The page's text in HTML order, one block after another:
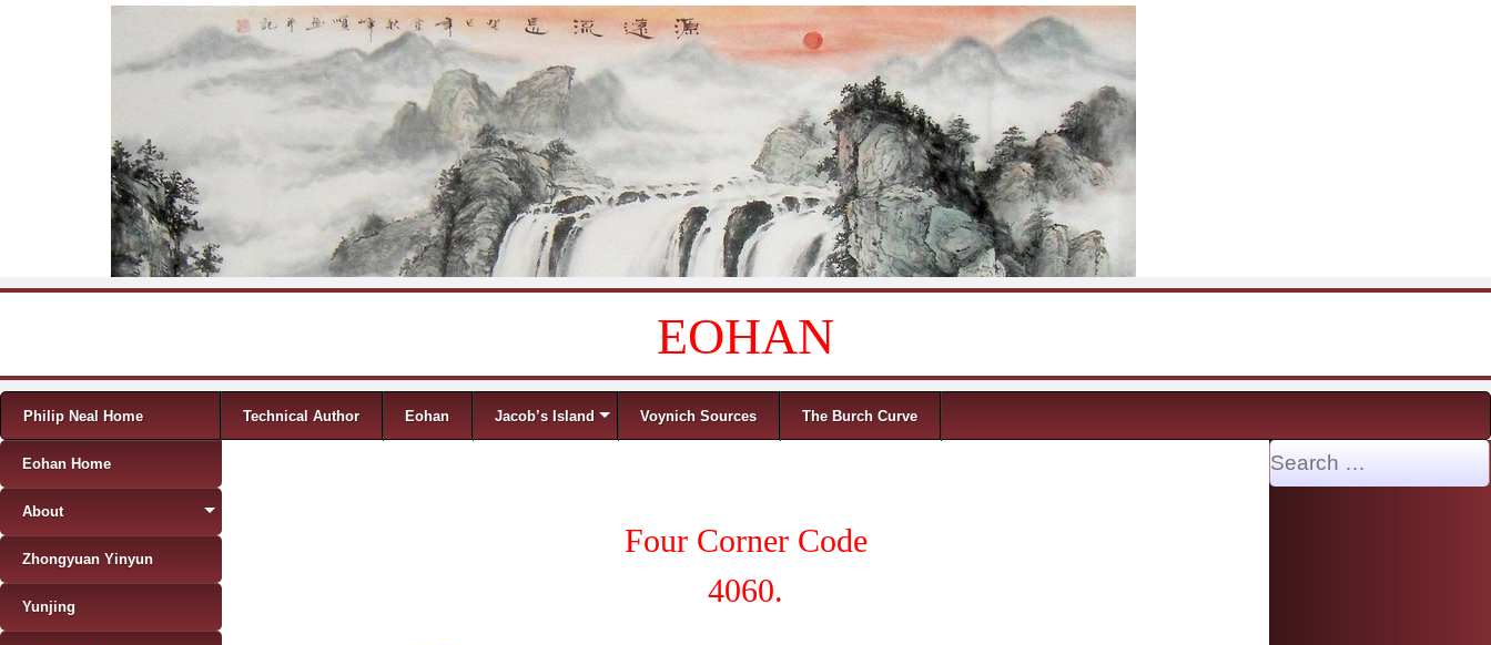
EOHAN
Menu
Skip to content
Philip Neal Home Technical Author Eohan Jacob’s Island Voynich Sources The Burch Curve
Four Corner Code
4060.
Eohan Home
About
Zhongyuan Yinyun
Yunjing
Search